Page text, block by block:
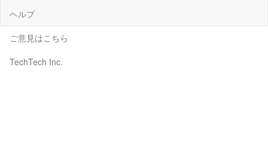
ヘルプ
ご意見はこちら
TechTech Inc.